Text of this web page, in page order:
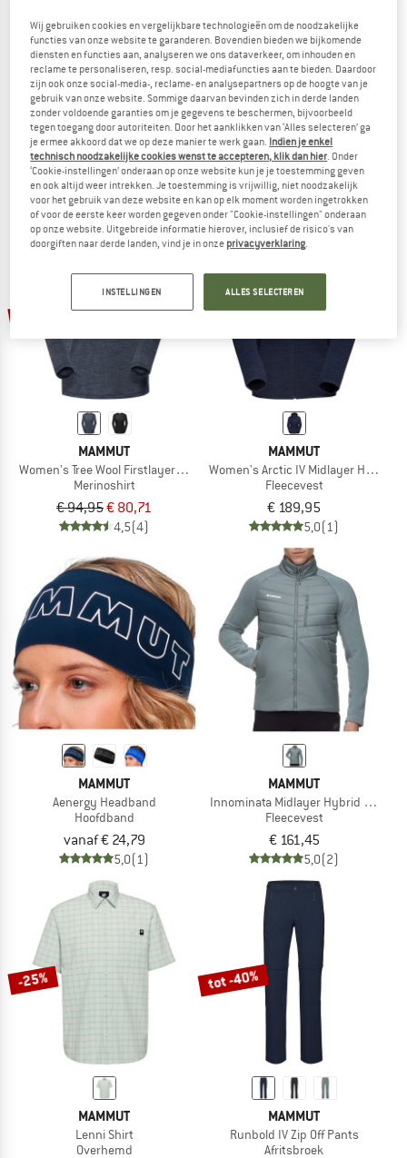
MAMMUT
Innominata Midlayer Jacket
Fleecevest
€ 142,45
5,0(1)
MAMMUT
Zinal Guide Softshell Hybrid Pants
Trekkingbroek
€ 189,95
5,0(3)
MAMMUT
Women's Tree Wool Firstlayer Longsleeve
Merinoshirt
€ 94,95€ 80,71
4,5(4)
MAMMUT
Women's Arctic IV Midlayer Hooded
Fleecevest
€ 189,95
5,0(1)
MAMMUT
Aenergy Headband
Hoofdband
vanaf € 24,79
5,0(1)
MAMMUT
Innominata Midlayer Hybrid Jacket
Fleecevest
€ 161,45
5,0(2)
-25%
MAMMUT
Lenni Shirt
Overhemd
tot -40%
MAMMUT
Runbold IV Zip Off Pants
Afritsbroek
Wij gebruiken cookies en vergelijkbare technologieën om de noodzakelijke
functies van onze website te garanderen. Bovendien bieden we bijkomende
diensten en functies aan, analyseren we ons dataverkeer, om inhouden en
reclame te personaliseren, resp. social-mediafuncties aan te bieden. Daardoor
zijn ook onze social-media-, reclame- en analysepartners op de hoogte van je
gebruik van onze website. Sommige daarvan bevinden zich in derde landen
zonder voldoende garanties om je gegevens te beschermen, bijvoorbeeld
tegen toegang door autoriteiten. Door het aanklikken van ‘Alles selecteren’ ga
je ermee akkoord dat we op deze manier te werk gaan. Indien je enkel
technisch noodzakelijke cookies wenst te accepteren, klik dan hier. Onder
‘Cookie-instellingen’ onderaan op onze website kun je je toestemming geven
en ook altijd weer intrekken. Je toestemming is vrijwillig, niet noodzakelijk
voor het gebruik van deze website en kan op elk moment worden ingetrokken
of voor de eerste keer worden gegeven onder "Cookie-instellingen" onderaan
op onze website. Uitgebreide informatie hierover, inclusief de risico's van
doorgiften naar derde landen, vind je in onze privacyverklaring.
INSTELLINGEN ALLES SELECTEREN